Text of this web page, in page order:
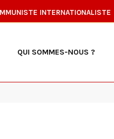
INTERNATIONALISTE
QUI SOMMES-NOUS ?